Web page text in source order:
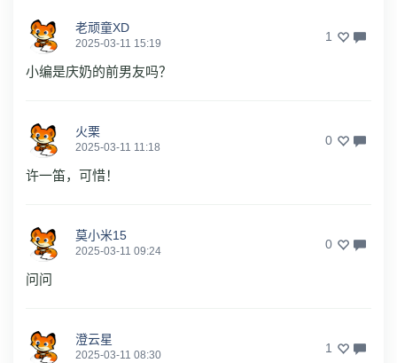
老顽童XD
2025-03-11 15:19 1
小编是庆奶的前男友吗？
火栗
2025-03-11 11:18 0
许一笛，可惜！
莫小米15
2025-03-11 09:24 0
问问
澄云星
2025-03-11 08:30 1